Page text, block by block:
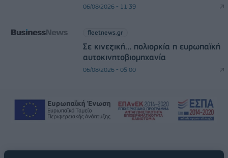
06/08/2026 - 11:39
fleetnews.gr
Σε κινεζική… πολιορκία η ευρωπαϊκή
αυτοκινητοβιομηχανία
06/08/2026 - 05:00